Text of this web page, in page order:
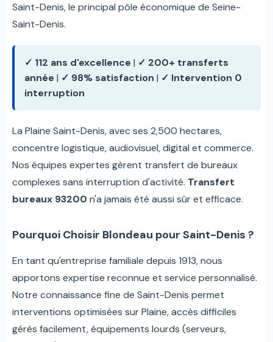
Saint-Denis, le principal pôle économique de Seine-
Saint-Denis.
✓ 112 ans d'excellence | ✓ 200+ transferts
année | ✓ 98% satisfaction | ✓ Intervention 0
interruption
La Plaine Saint-Denis, avec ses 2,500 hectares,
concentre logistique, audiovisuel, digital et commerce.
Nos équipes expertes gèrent transfert de bureaux
complexes sans interruption d'activité. Transfert
bureaux 93200 n'a jamais été aussi sûr et efficace.
Pourquoi Choisir Blondeau pour Saint-Denis ?
En tant qu'entreprise familiale depuis 1913, nous
apportons expertise reconnue et service personnalisé.
Notre connaissance fine de Saint-Denis permet
interventions optimisées sur Plaine, accès difficiles
gérés facilement, équipements lourds (serveurs,